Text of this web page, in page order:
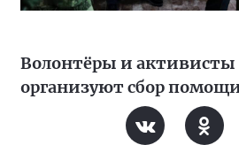
Волонтёры и
организуют сбор